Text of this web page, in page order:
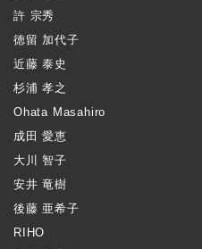
許 宗秀
徳留 加代子
近藤 泰史
杉浦 孝之
Ohata Masahiro
成田 愛恵
大川 智子
安井 竜樹
後藤 亜希子
RIHO